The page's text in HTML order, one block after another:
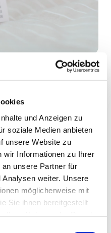
und Anzeigen zu
soziale Medien anbieten
unsere Website zu
wir Informationen zu Ihrer
unsere Partner für
weiter. Unsere
möglicherweise mit
Sie ihnen bereitgestellt
2026, 13:30
- 5, 36041
Stefan Wick,
für